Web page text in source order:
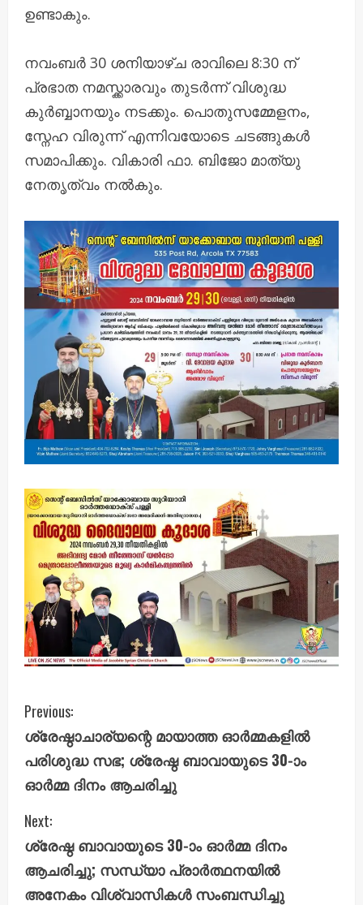
ഉണ്ടാകും.
നവംബർ 30 ശനിയാഴ്ച രാവിലെ 8:30 ന്
പ്രഭാത നമസ്ക്കാരവും തുടർന്ന് വിശുദ്ധ
കുർബ്ബാനയും നടക്കും. പൊതുസമ്മേളനം,
സ്നേഹ വിരുന്ന് എന്നിവയോടെ ചടങ്ങുകൾ
സമാപിക്കും. വികാരി ഫാ. ബിജോ മാത്യു
നേതൃത്വം നൽകും.
C
o
n
t
i
n
Previous:
ശ്രേഷ്ഠാചാര്യന്റെ മായാത്ത ഓർമ്മകളിൽ
പരിശുദ്ധ സഭ; ശ്രേഷ്ഠ ബാവായുടെ 30-ാം
ഓർമ്മ ദിനം ആചരിച്ചു
Next:
ശ്രേഷ്ഠ ബാവായുടെ 30-ാം ഓർമ്മ ദിനം
ആചരിച്ചു; സന്ധ്യാ പ്രാർത്ഥനയിൽ
അനേകം വിശ്വാസികൾ സംബന്ധിച്ചു